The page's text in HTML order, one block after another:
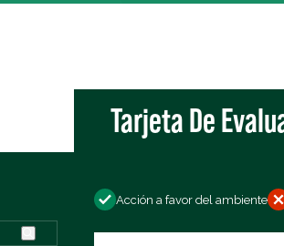
Tarjeta De
Acción a favor del ambiente